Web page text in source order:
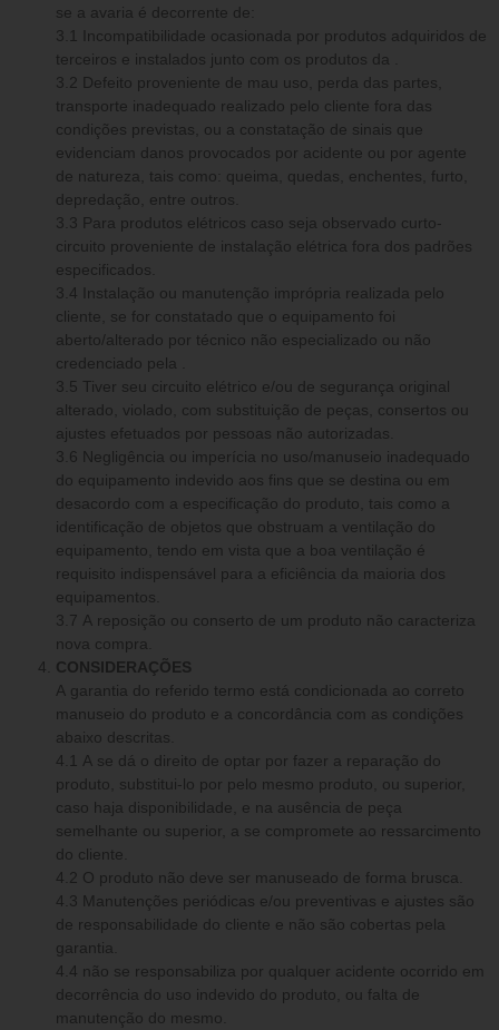
se a avaria é decorrente de:
3.1 Incompatibilidade ocasionada por produtos adquiridos de
terceiros e instalados junto com os produtos da .
3.2 Defeito proveniente de mau uso, perda das partes,
transporte inadequado realizado pelo cliente fora das
condições previstas, ou a constatação de sinais que
evidenciam danos provocados por acidente ou por agente
de natureza, tais como: queima, quedas, enchentes, furto,
depredação, entre outros.
3.3 Para produtos elétricos caso seja observado curto-
circuito proveniente de instalação elétrica fora dos padrões
especificados.
3.4 Instalação ou manutenção imprópria realizada pelo
cliente, se for constatado que o equipamento foi
aberto/alterado por técnico não especializado ou não
credenciado pela .
3.5 Tiver seu circuito elétrico e/ou de segurança original
alterado, violado, com substituição de peças, consertos ou
ajustes efetuados por pessoas não autorizadas.
3.6 Negligência ou imperícia no uso/manuseio inadequado
do equipamento indevido aos fins que se destina ou em
desacordo com a especificação do produto, tais como a
identificação de objetos que obstruam a ventilação do
equipamento, tendo em vista que a boa ventilação é
requisito indispensável para a eficiência da maioria dos
equipamentos.
3.7 A reposição ou conserto de um produto não caracteriza
nova compra.
CONSIDERAÇÕES
A garantia do referido termo está condicionada ao correto
manuseio do produto e a concordância com as condições
abaixo descritas.
4.1 A se dá o direito de optar por fazer a reparação do
produto, substitui-lo por pelo mesmo produto, ou superior,
caso haja disponibilidade, e na ausência de peça
semelhante ou superior, a se compromete ao ressarcimento
do cliente.
4.2 O produto não deve ser manuseado de forma brusca.
4.3 Manutenções periódicas e/ou preventivas e ajustes são
de responsabilidade do cliente e não são cobertas pela
garantia.
4.4 não se responsabiliza por qualquer acidente ocorrido em
decorrência do uso indevido do produto, ou falta de
manutenção do mesmo.